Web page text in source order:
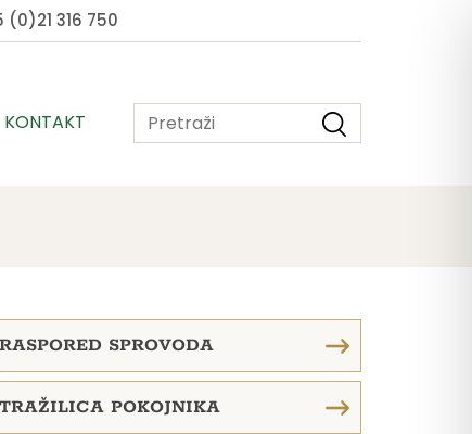
(0)21 316 750
KONTAKT
RASPORED SPROVODA
TRAŽILICA POKOJNIKA